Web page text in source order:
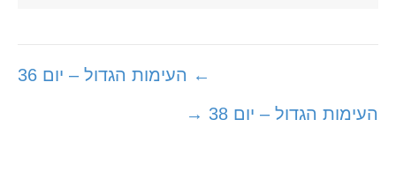
navigation
← העימות הגדול – יום 36
העימות הגדול – יום 38 →